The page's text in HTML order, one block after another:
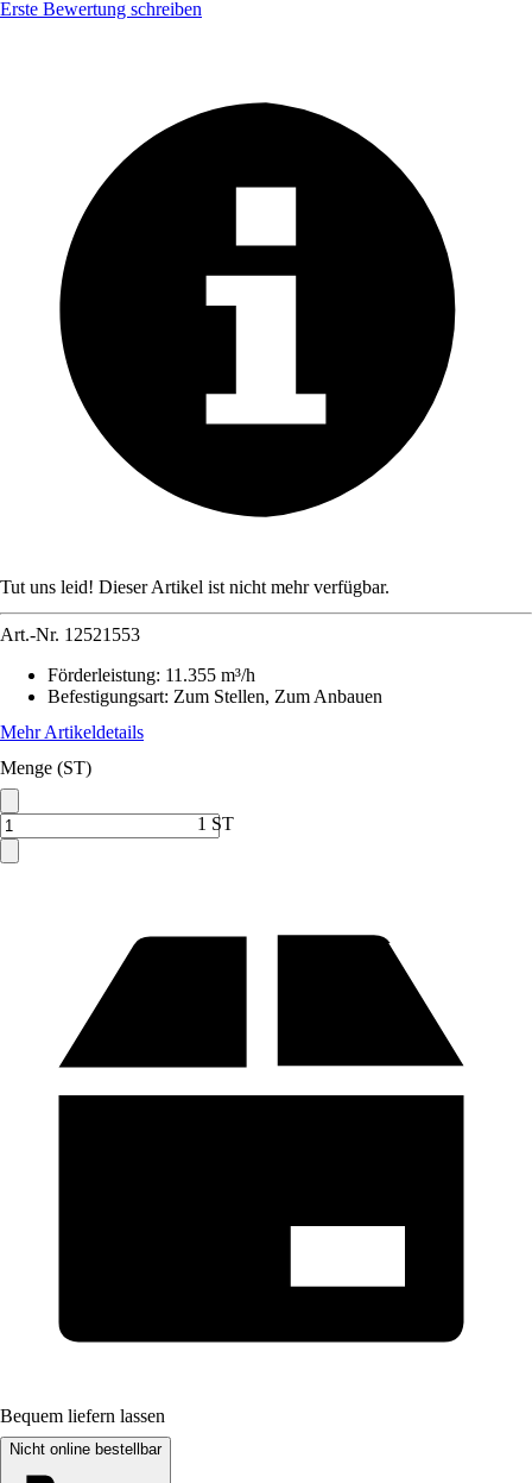
Erste Bewertung schreiben
Tut uns leid! Dieser Artikel ist nicht mehr verfügbar.
Art.-Nr. 12521553
Förderleistung: 11.355 m³/h
Befestigungsart: Zum Stellen, Zum Anbauen
Mehr Artikeldetails
Menge (ST)
1 ST
Bequem liefern lassen
Nicht online bestellbar